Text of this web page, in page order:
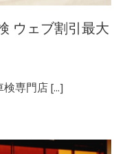
ウェブ割引最大
検専門店 [...]